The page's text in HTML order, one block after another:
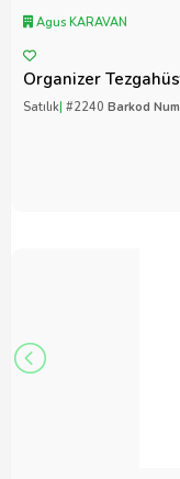
Agus KARAVAN
Organizer
Satılık| #2240 Barkod